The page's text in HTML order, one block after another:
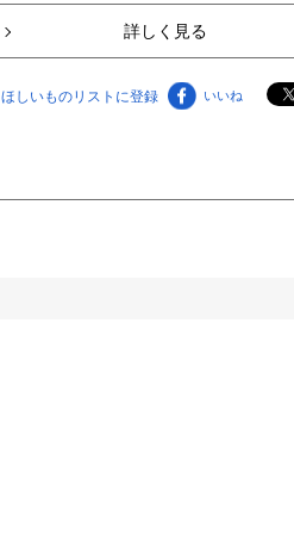
詳しく見る
ほしいものリストに登録 いいね